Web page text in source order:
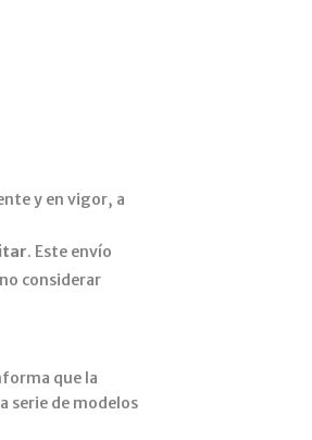
y en vigor, a
. Este envío
considerar
que la
serie de modelos